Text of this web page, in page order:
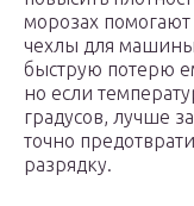
морозах
чехлы для
быструю потерю
но если
градусов, лучше
точно
разрядку.